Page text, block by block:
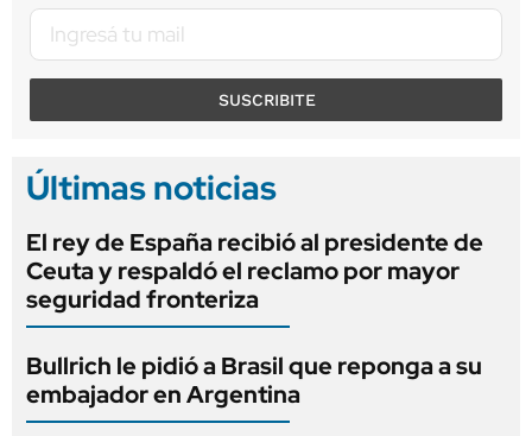
SUSCRIBITE
Últimas noticias
El rey de España recibió al presidente de
Ceuta y respaldó el reclamo por mayor
seguridad fronteriza
Bullrich le pidió a Brasil que reponga a su
embajador en Argentina